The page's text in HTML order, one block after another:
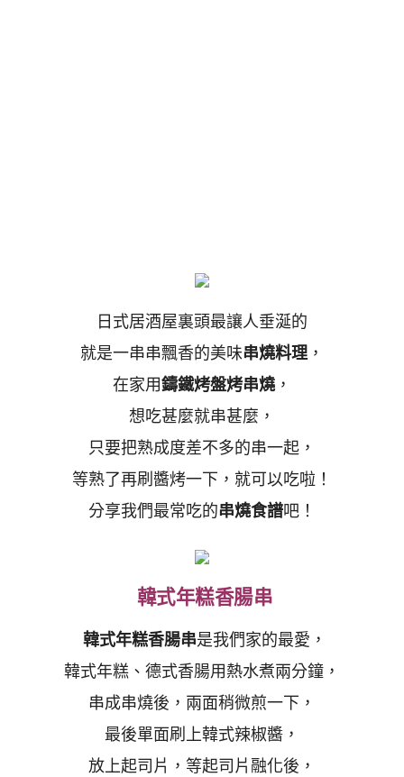
日式居酒屋裏頭最讓人垂涎的
就是一串串飄香的美味串燒料理，
在家用鑄鐵烤盤烤串燒，
想吃甚麼就串甚麼，
只要把熟成度差不多的串一起，
等熟了再刷醬烤一下，就可以吃啦！
分享我們最常吃的串燒食譜吧！
韓式年糕香腸串
韓式年糕香腸串是我們家的最愛，
韓式年糕、德式香腸用熱水煮兩分鐘，
串成串燒後，兩面稍微煎一下，
最後單面刷上韓式辣椒醬，
放上起司片，等起司片融化後，